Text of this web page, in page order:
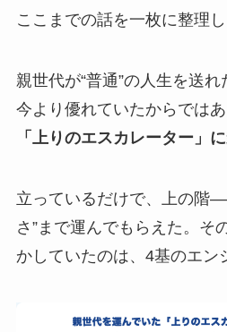
ここまでの話を一枚に整理し
親世代が“普通”の人生を送
今より優れていたからでは
「上りのエスカレーター」
立っているだけで、上の階
さ”まで運んでもらえた。そ
かしていたのは、4基のエン